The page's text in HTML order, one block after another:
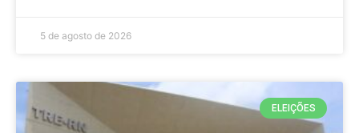
5 de agosto de 2026
ELEIÇÕES